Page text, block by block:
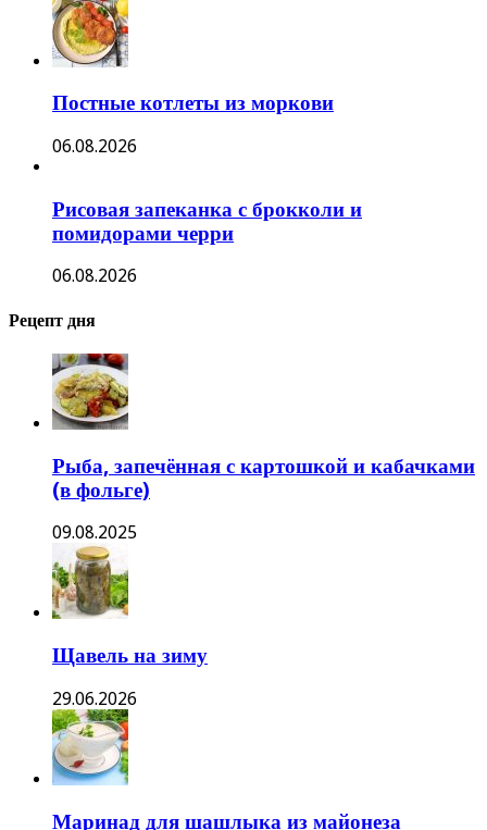
Постные котлеты из моркови
06.08.2026
Рисовая запеканка с брокколи и
помидорами черри
06.08.2026
Рецепт дня
Рыба, запечённая с картошкой и кабачками
(в фольге)
09.08.2025
Щавель на зиму
29.06.2026
Маринад для шашлыка из майонеза